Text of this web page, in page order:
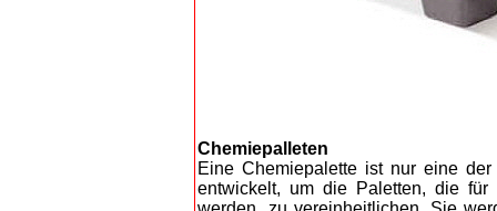
Chemiepalleten
Eine Chemiepalette ist nur eine
entwickelt, um die Paletten, die für